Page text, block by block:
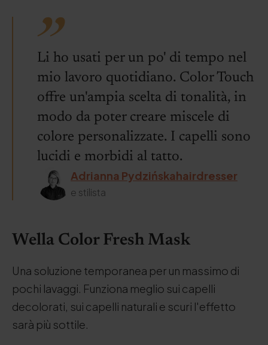
Li ho usati per un po' di tempo nel
mio lavoro quotidiano. Color Touch
offre un'ampia scelta di tonalità, in
modo da poter creare miscele di
colore personalizzate. I capelli sono
lucidi e morbidi al tatto.
Adrianna Pydzińskahairdresser
e stilista
Wella Color Fresh Mask
Una soluzione temporanea per un massimo di
pochi lavaggi. Funziona meglio sui capelli
decolorati, sui capelli naturali e scuri l'effetto
sarà più sottile.